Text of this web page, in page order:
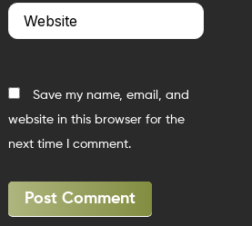
Website
Save my name, email, and
website in this browser for the
next time I comment.